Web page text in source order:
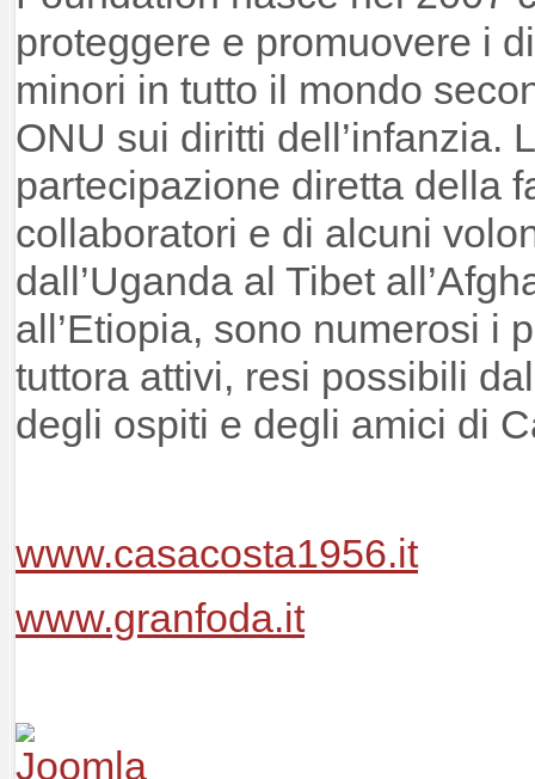
proteggere e promuovere i
minori in tutto il mondo
ONU sui diritti dell’infanzia.
partecipazione diretta della
collaboratori e di alcuni
dall’Uganda al Tibet
all’Etiopia, sono numerosi i
tuttora attivi, resi possibili
degli ospiti e degli amici di
www.casacosta1956.it
www.granfoda.it